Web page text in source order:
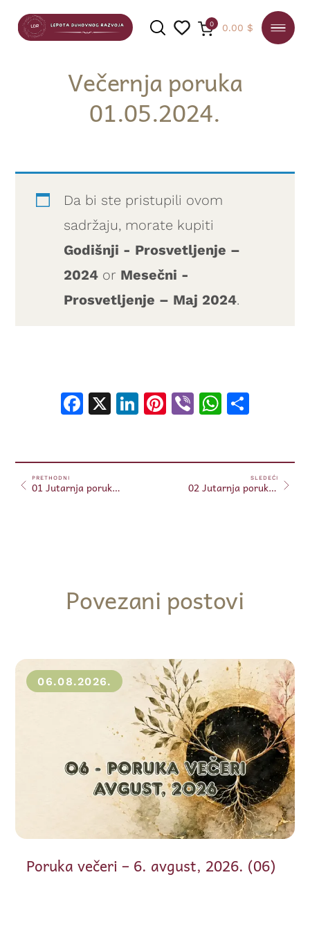
PRETRAGA
0 0.00 $
Večernja poruka
01.05.2024.
Da bi ste pristupili ovom
sadržaju, morate kupiti
Godišnji - Prosvetljenje –
2024 or Mesečni -
Prosvetljenje – Maj 2024.
Facebook
X LinkedIn
Pinterest
Viber
PRETHODNI
01 Jutarnja poruka 01.05.2024. (Free)
SLEDEĆI
02 Jutarnja poruka 02.05.2024. (Free)
Povezani postovi
06.08.2026.
Poruka večeri – 6. avgust, 2026. (06)